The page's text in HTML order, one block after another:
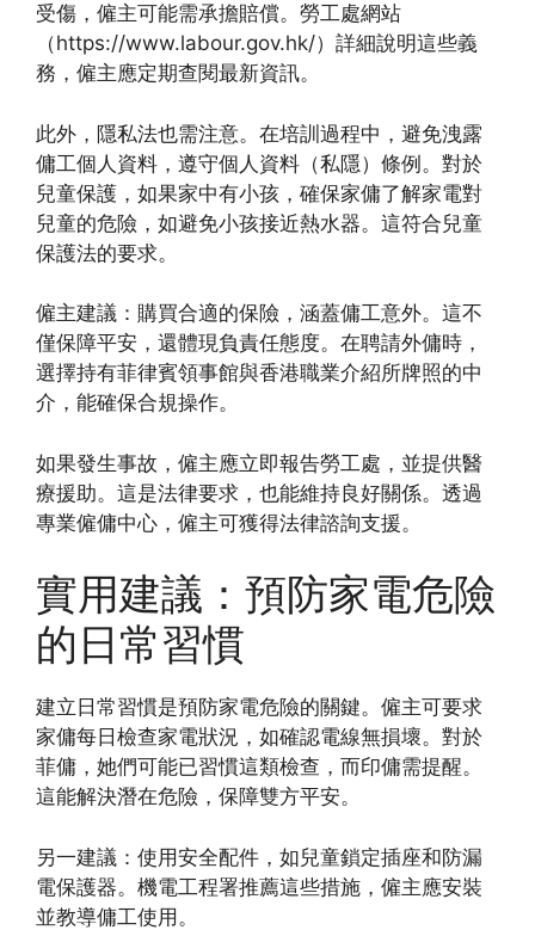
受傷，僱主可能需承擔賠償。勞工處網站
（https://www.labour.gov.hk/）詳細說明這些義
務，僱主應定期查閱最新資訊。
此外，隱私法也需注意。在培訓過程中，避免洩露
傭工個人資料，遵守個人資料（私隱）條例。對於
兒童保護，如果家中有小孩，確保家傭了解家電對
兒童的危險，如避免小孩接近熱水器。這符合兒童
保護法的要求。
僱主建議：購買合適的保險，涵蓋傭工意外。這不
僅保障平安，還體現負責任態度。在聘請外傭時，
選擇持有菲律賓領事館與香港職業介紹所牌照的中
介，能確保合規操作。
如果發生事故，僱主應立即報告勞工處，並提供醫
療援助。這是法律要求，也能維持良好關係。透過
專業僱傭中心，僱主可獲得法律諮詢支援。
實用建議：預防家電危險
的日常習慣
建立日常習慣是預防家電危險的關鍵。僱主可要求
家傭每日檢查家電狀況，如確認電線無損壞。對於
菲傭，她們可能已習慣這類檢查，而印傭需提醒。
這能解決潛在危險，保障雙方平安。
另一建議：使用安全配件，如兒童鎖定插座和防漏
電保護器。機電工程署推薦這些措施，僱主應安裝
並教導傭工使用。